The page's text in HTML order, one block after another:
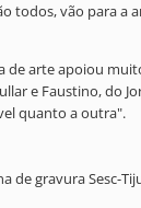
todos, vão para
de arte apoiou
e Faustino, do
quanto a outra".
de gravura Sesc-